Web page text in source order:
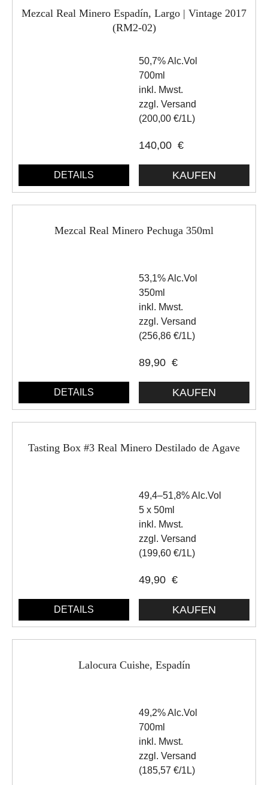
Mezcal Real Minero Espadín, Largo | Vintage 2017
(RM2-02)
50,7% Alc.Vol
700ml
inkl. Mwst.
zzgl. Versand
(200,00 €/1L)
140,00 €
DETAILS
Mezcal Real Minero Pechuga 350ml
53,1% Alc.Vol
350ml
inkl. Mwst.
zzgl. Versand
(256,86 €/1L)
89,90 €
DETAILS
Tasting Box #3 Real Minero Destilado de Agave
49,4–51,8% Alc.Vol
5 x 50ml
inkl. Mwst.
zzgl. Versand
(199,60 €/1L)
49,90 €
DETAILS
Lalocura Cuishe, Espadín
49,2% Alc.Vol
700ml
inkl. Mwst.
zzgl. Versand
(185,57 €/1L)